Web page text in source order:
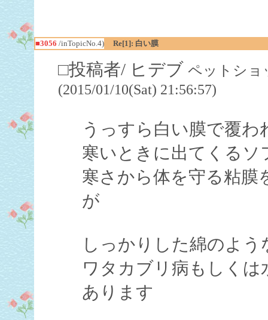
■3056 /inTopicNo.4) Re[1]: 白い膜
□投稿者/ ヒデブ ペットショ
(2015/01/10(Sat) 21:56:57)
うっすら白い膜で覆
寒いときに出てくるソ
寒さから体を守る粘膜
が
しっかりした綿のよ
ワタカブリ病もしく
あります